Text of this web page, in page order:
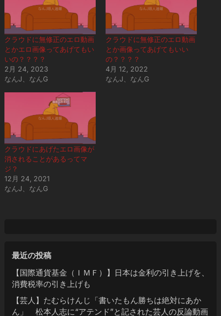
クラウドに無修正のエロ動画
とかエロ画像ってあげてもい
いの？？？？
2月 24, 2023
なんJ、なんG
クラウドに無修正のエロ動画
とか画像ってあげてもいい
の？？？？
4月 12, 2022
なんJ、なんG
クラウドにあげたエロ画像が
消されることがあるってマ
ジ？
12月 24, 2021
なんJ、なんG
最近の投稿
【国際通貨基金（ＩＭＦ）】日本は金利の引き上げを、
消費税率の引き上げも
【芸人】たむらけんじ「書いたもん勝ちは絶対にあか
ん」 松本人志に“アテンド”と記された芸人の反論動画